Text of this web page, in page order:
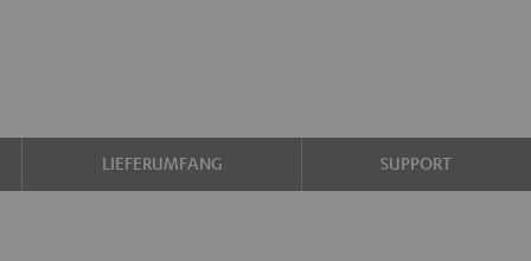
LIEFERUMFANG SUPPORT